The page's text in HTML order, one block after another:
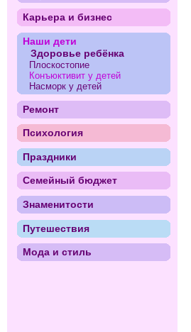
Карьера и бизнес
Наши дети
Здоровье ребёнка
Плоскостопие
Конъюктивит у детей
Насморк у детей
Ремонт
Психология
Праздники
Семейный бюджет
Знаменитости
Путешествия
Мода и стиль